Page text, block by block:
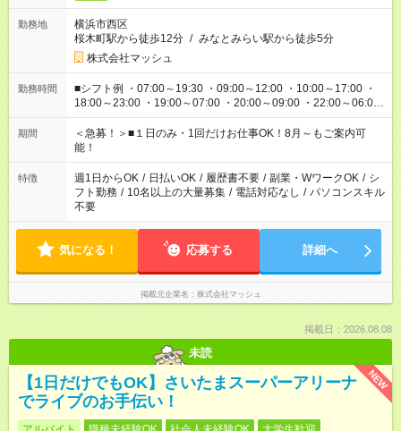
勤務地
横浜市西区
桜木町駅から徒歩12分 / みなとみらい駅から徒歩5分
株式会社マッシュ
勤務時間
■シフト例 ・07:00～19:30 ・09:00～12:00 ・10:00～17:00 ・
18:00～23:00 ・19:00～07:00 ・20:00～09:00 ・22:00～06:00
etc ★最短で3時間で5,120円のお仕事から 15時間で2万円近く稼
げるお仕事も！ ご希望のお時間に合わせてご紹介！ ※シフトは
現場によって異なります。 ※勿論、休憩時間はあるのでご安心
ください！
期間
＜急募！＞■１日のみ・1回だけお仕事OK！8月～もご案内可
能！
特徴 週1日からOK / 日払いOK / 履歴書不要 / 副業・WワークOK / シ
フト勤務 / 10名以上の大量募集 / 電話対応なし / パソコンスキル
不要
気になる！ 応募する 詳細へ
掲載元企業名 株式会社マッシュ
掲載日：2026.08.08
未読
NEW
【1日だけでもOK】さいたまスーパーアリーナ
でライブのお手伝い！